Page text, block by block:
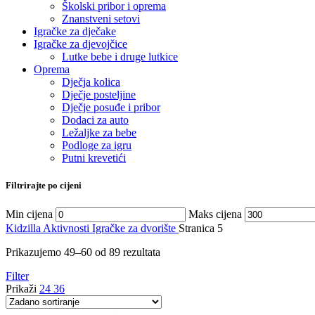
Školski pribor i oprema
Znanstveni setovi
Igračke za dječake
Igračke za djevojčice
Lutke bebe i druge lutkice
Oprema
Dječja kolica
Dječje posteljine
Dječje posuđe i pribor
Dodaci za auto
Ležaljke za bebe
Podloge za igru
Putni krevetići
Filtrirajte po cijeni
Min cijena Maks cijena
Kidzilla Aktivnosti Igračke za dvorište Stranica 5
Prikazujemo 49–60 od 89 rezultata
Filter
Prikaži 24 36